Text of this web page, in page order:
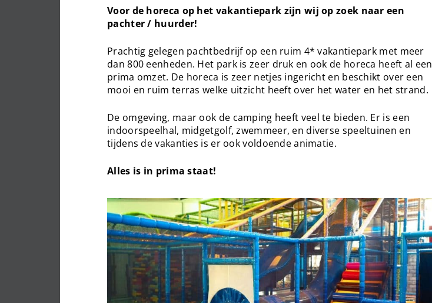
Voor de horeca op het vakantiepark zijn wij op zoek naar een
pachter / huurder!
Prachtig gelegen pachtbedrijf op een ruim 4* vakantiepark met meer
dan 800 eenheden. Het park is zeer druk en ook de horeca heeft al een
prima omzet. De horeca is zeer netjes ingericht en beschikt over een
mooi en ruim terras welke uitzicht heeft over het water en het strand.
De omgeving, maar ook de camping heeft veel te bieden. Er is een
indoorspeelhal, midgetgolf, zwemmeer, en diverse speeltuinen en
tijdens de vakanties is er ook voldoende animatie.
Alles is in prima staat!